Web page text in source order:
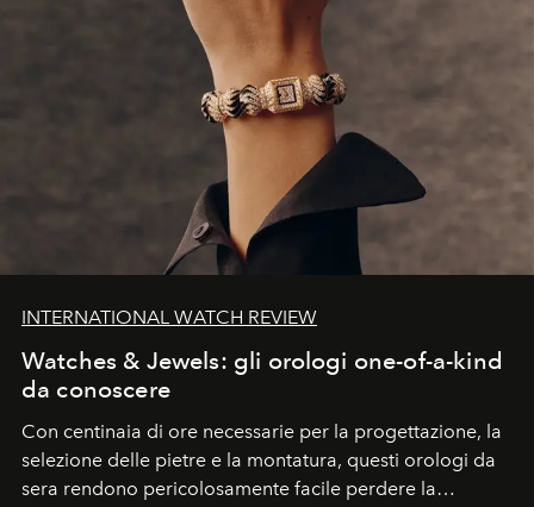
INTERNATIONAL WATCH REVIEW
Watches & Jewels: gli orologi one-of-a-kind
da conoscere
Con centinaia di ore necessarie per la progettazione, la
selezione delle pietre e la montatura, questi orologi da
sera rendono pericolosamente facile perdere la